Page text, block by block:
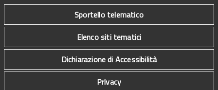
Sportello telematico
Elenco siti tematici
Dichiarazione di Accessibilità
Privacy